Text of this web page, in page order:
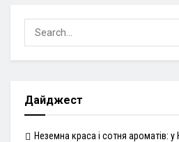
Дайджест
Неземна краса і сотня ароматів: у